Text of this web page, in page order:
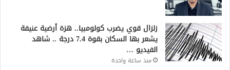
زلزال قوي يضرب كولومبيا.. هزة أرضية عنيفة
يشعر بها السكان بقوة 7.4 درجة .. شاهد
الفيديو …
منذ ساعة واحدة